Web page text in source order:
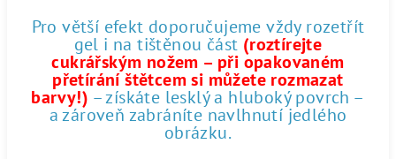
Pro větší efekt doporučujeme vždy rozetřít
gel i na tištěnou část (roztírejte
cukrářským nožem – při opakovaném
přetírání štětcem si můžete rozmazat
barvy!) – získáte lesklý a hluboký povrch –
a zároveň zabráníte navlhnutí jedlého
obrázku.